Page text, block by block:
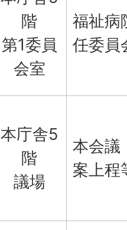
階
第1委員
会室
福祉病
任委員
本庁舎5
階
議場
本会議
案上程